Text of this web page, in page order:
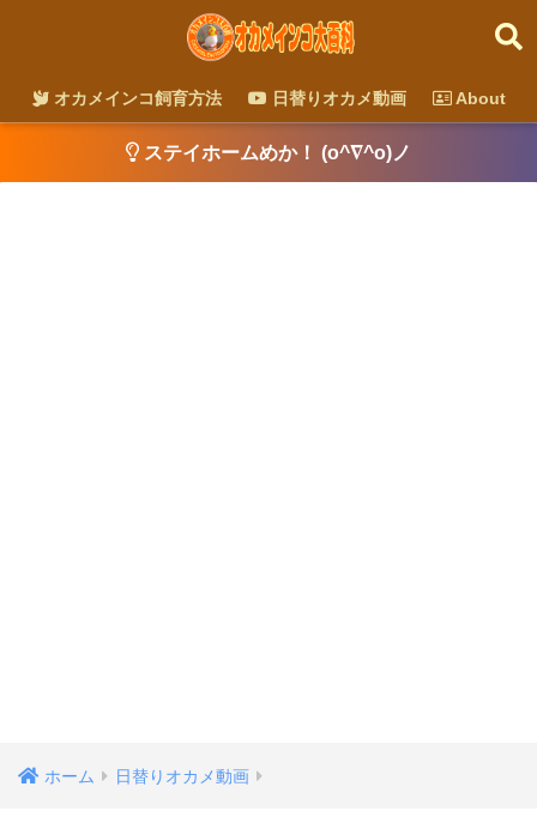
オカメインコ飼育方法 日替りオカメ動画 About
ステイホームめか！ (o^∇^o)ノ
ホーム 日替りオカメ動画